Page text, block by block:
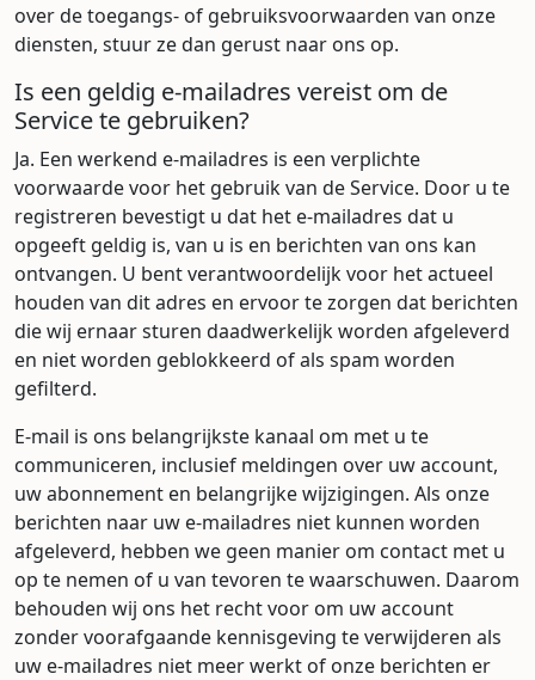
over de toegangs- of gebruiksvoorwaarden van onze
diensten, stuur ze dan gerust naar ons op.
Is een geldig e-mailadres vereist om de
Service te gebruiken?
Ja. Een werkend e-mailadres is een verplichte
voorwaarde voor het gebruik van de Service. Door u te
registreren bevestigt u dat het e-mailadres dat u
opgeeft geldig is, van u is en berichten van ons kan
ontvangen. U bent verantwoordelijk voor het actueel
houden van dit adres en ervoor te zorgen dat berichten
die wij ernaar sturen daadwerkelijk worden afgeleverd
en niet worden geblokkeerd of als spam worden
gefilterd.
E-mail is ons belangrijkste kanaal om met u te
communiceren, inclusief meldingen over uw account,
uw abonnement en belangrijke wijzigingen. Als onze
berichten naar uw e-mailadres niet kunnen worden
afgeleverd, hebben we geen manier om contact met u
op te nemen of u van tevoren te waarschuwen. Daarom
behouden wij ons het recht voor om uw account
zonder voorafgaande kennisgeving te verwijderen als
uw e-mailadres niet meer werkt of onze berichten er